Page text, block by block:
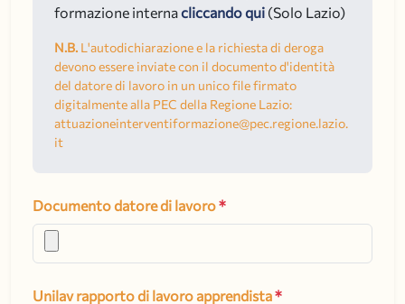
formazione internacliccando qui (Solo Lazio)
N.B. L'autodichiarazione e la richiesta di deroga
devono essere inviate con il documento d'identità
del datore di lavoro in un unico file firmato
digitalmente alla PEC della Regione Lazio:
attuazioneinterventiformazione@pec.regione.lazio.
it
Documento datore di lavoro*
Unilav rapporto di lavoro apprendista*